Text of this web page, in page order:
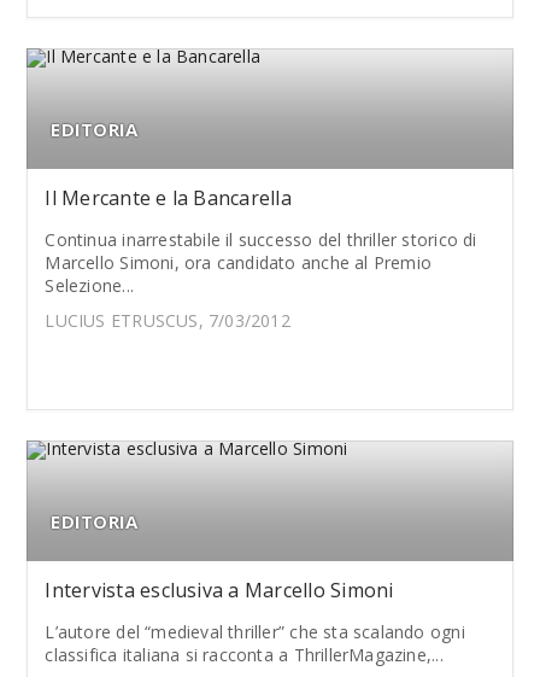
EDITORIA
Il Mercante e la Bancarella
Continua inarrestabile il successo del thriller storico di
Marcello Simoni, ora candidato anche al Premio
Selezione...
LUCIUS ETRUSCUS, 7/03/2012
EDITORIA
Intervista esclusiva a Marcello Simoni
L’autore del “medieval thriller” che sta scalando ogni
classifica italiana si racconta a ThrillerMagazine,...